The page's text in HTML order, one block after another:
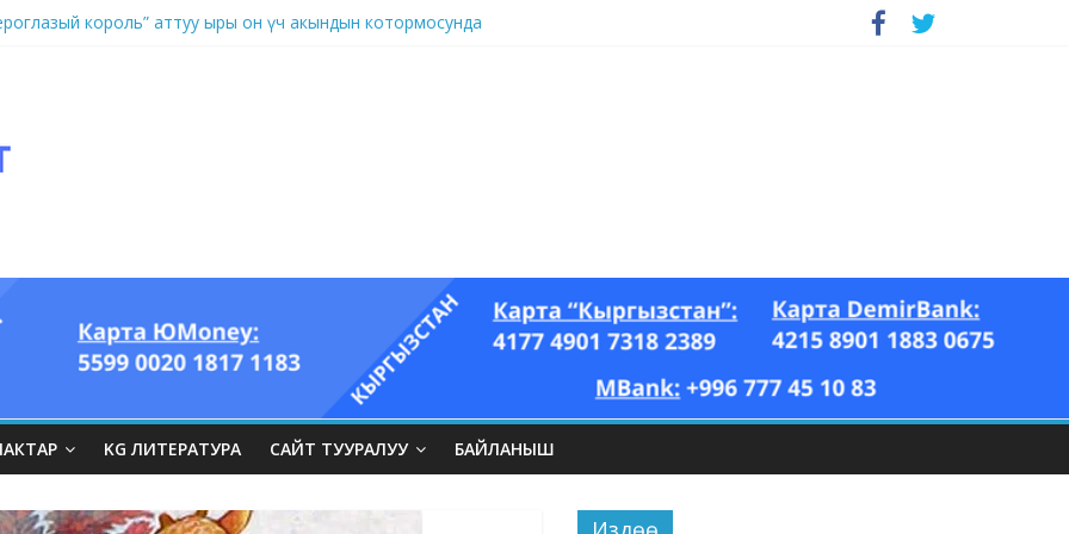
король” аттуу ыры он үч акындын котормосунда
KG ЛИТЕРАТУРА САЙТ ТУУРАЛУУ БАЙЛАНЫШ